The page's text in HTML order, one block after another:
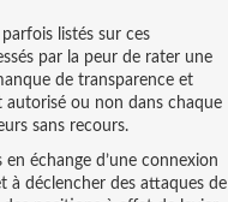
listés sur ces
par la peur de rater une
de transparence et
ou non dans chaque
sans recours.
échange d’une connexion
à déclencher des attaques de